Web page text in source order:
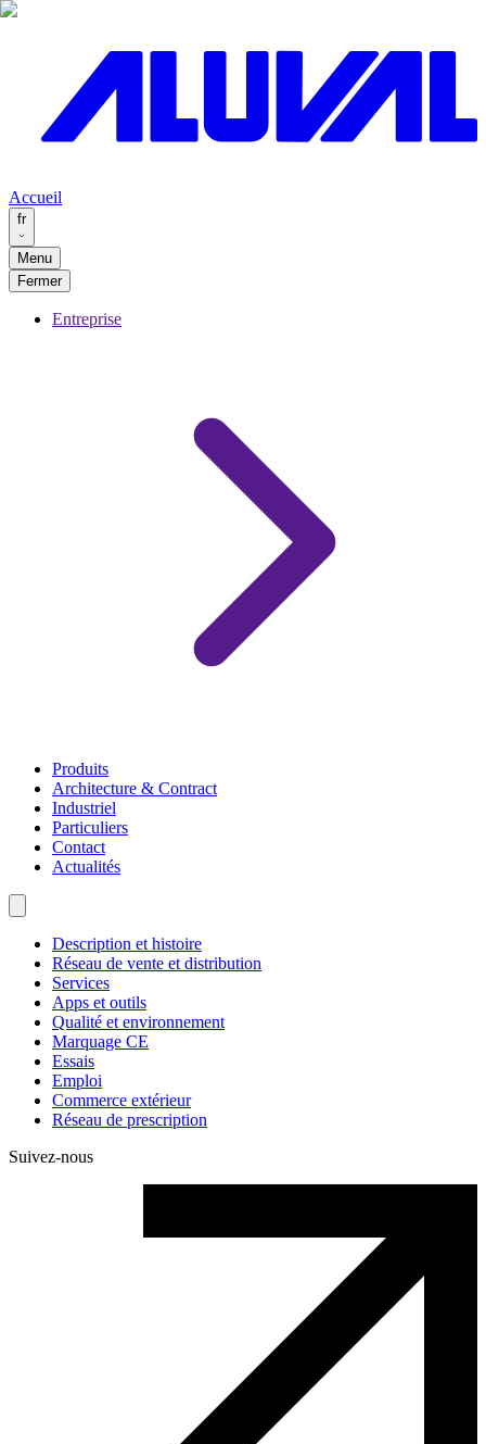
Accueil
fr
Menu
Fermer
Entreprise
Produits
Architecture & Contract
Industriel
Particuliers
Contact
Actualités
Description et histoire
Réseau de vente et distribution
Services
Apps et outils
Qualité et environnement
Marquage CE
Essais
Emploi
Commerce extérieur
Réseau de prescription
Suivez-nous